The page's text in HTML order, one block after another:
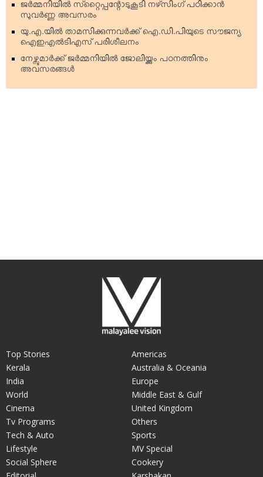
ജര്‍മ്മനിയില്‍ സ്‌റ്റൈപ്പന്റോടുകൂടി നഴ്‌സിംഗ് പഠിക്കാന്‍
സുവര്‍ണ്ണ അവസരം
യു.എ.യില്‍ താമസിക്കുന്നവര്‍ക്ക് ഐ.ഡി.പിയുടെ സൗജന്യ
ഐഇഎല്‍ടിഎസ് പരിശീലനം
നേഴ്സുമാര്‍ക്ക് ജര്‍മ്മനിയില്‍ ജോലിയ്ക്കും പഠനത്തിനും
അവസരങ്ങള്‍
Top Stories
Kerala
India
World
Cinema
Tv Programs
Tech & Auto
Americas
Australia & Oceania
Europe
Middle East & Gulf
United Kingdom
Others
Sports
Lifestyle
Social Sphere
MV Special
Cookery